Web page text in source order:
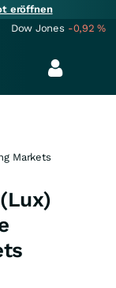
eröffnen
Dow Jones -0,92%
Markets